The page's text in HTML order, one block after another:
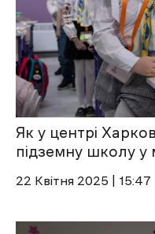
Як у центрі
підземну школу у
22 Квітня 2025 | 15:47